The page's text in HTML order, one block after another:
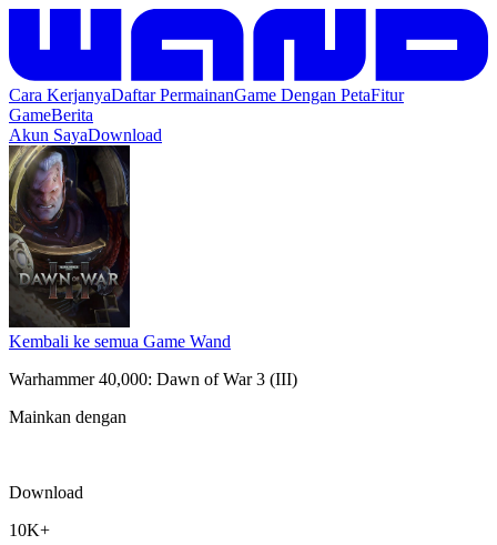
Cara KerjanyaDaftar PermainanGame Dengan PetaFitur
GameBerita
Akun SayaDownload
Kembali ke semua Game Wand
Warhammer 40,000: Dawn of War 3 (III)
Mainkan dengan
Download
10K+